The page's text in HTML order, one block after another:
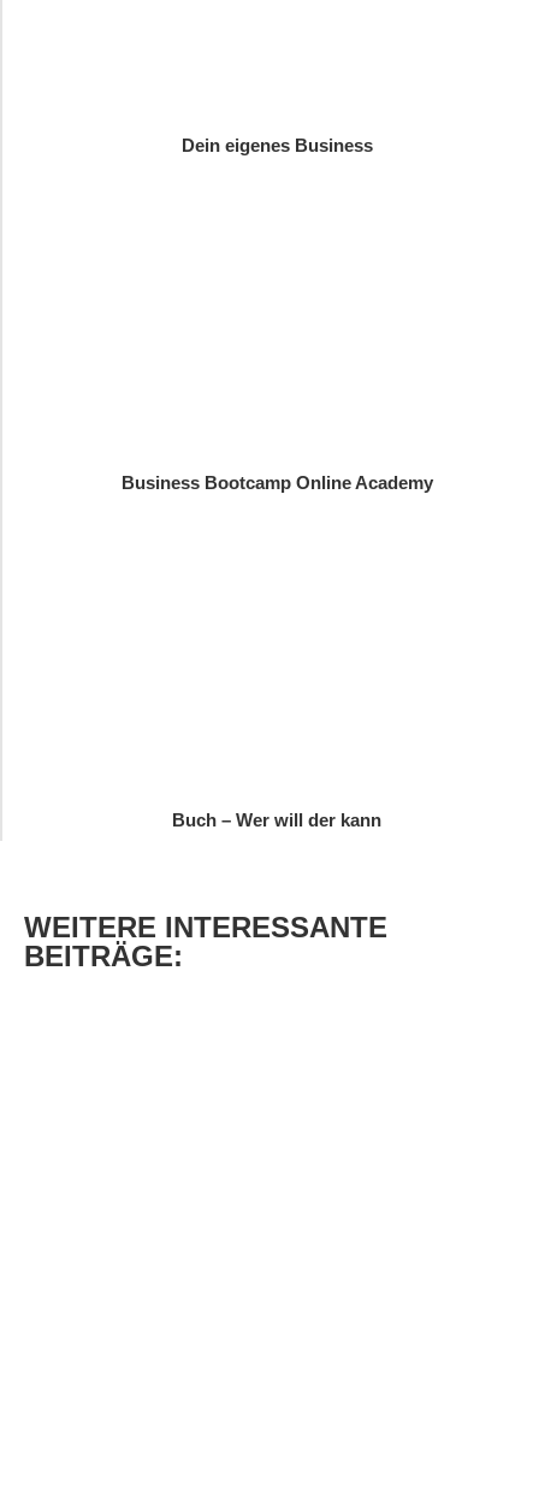
Dein eigenes Business
Business Bootcamp Online Academy
Buch – Wer will der kann
WEITERE INTERESSANTE
BEITRÄGE: